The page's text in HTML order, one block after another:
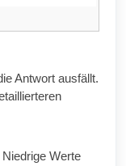
Antwort ausfällt.
Werte